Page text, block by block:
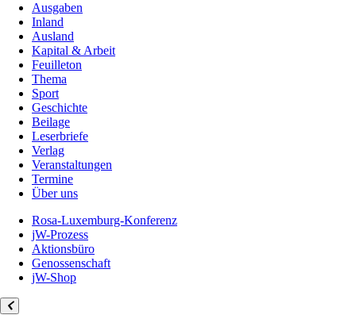
Ausgaben
Inland
Ausland
Kapital & Arbeit
Feuilleton
Thema
Sport
Geschichte
Beilage
Leserbriefe
Verlag
Veranstaltungen
Termine
Über uns
Rosa-Luxemburg-Konferenz
jW-Prozess
Aktionsbüro
Genossenschaft
jW-Shop